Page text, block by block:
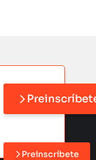
Preinscríbete